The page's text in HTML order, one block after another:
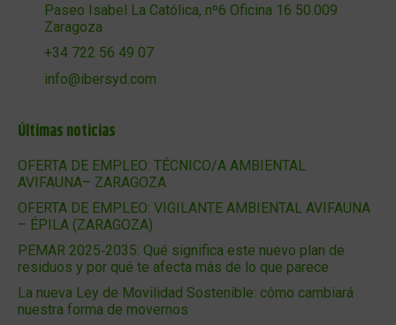
Paseo Isabel La Católica, nº6 Oficina 16 50.009
Zaragoza
+34 722 56 49 07
info@ibersyd.com
Últimas noticias
OFERTA DE EMPLEO: TÉCNICO/A AMBIENTAL
AVIFAUNA– ZARAGOZA
OFERTA DE EMPLEO: VIGILANTE AMBIENTAL AVIFAUNA
– ÉPILA (ZARAGOZA)
PEMAR 2025‑2035: Qué significa este nuevo plan de
residuos y por qué te afecta más de lo que parece
La nueva Ley de Movilidad Sostenible: cómo cambiará
nuestra forma de movernos